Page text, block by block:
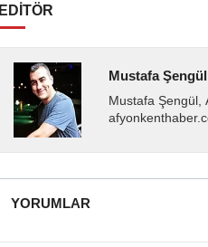
EDİTÖR
Mustafa Şengül
Mustafa Şengül,
YORUMLAR